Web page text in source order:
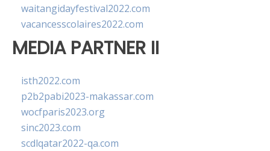
waitangidayfestival2022.com
vacancesscolaires2022.com
MEDIA PARTNER II
isth2022.com
p2b2pabi2023-makassar.com
wocfparis2023.org
sinc2023.com
scdlqatar2022-qa.com